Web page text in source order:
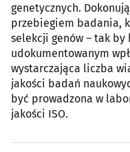
genetycznych.
przebiegiem badania,
selekcji genów – tak by
udokumentowanym
wystarczająca liczba
jakości badań
być prowadzona w
jakości ISO.